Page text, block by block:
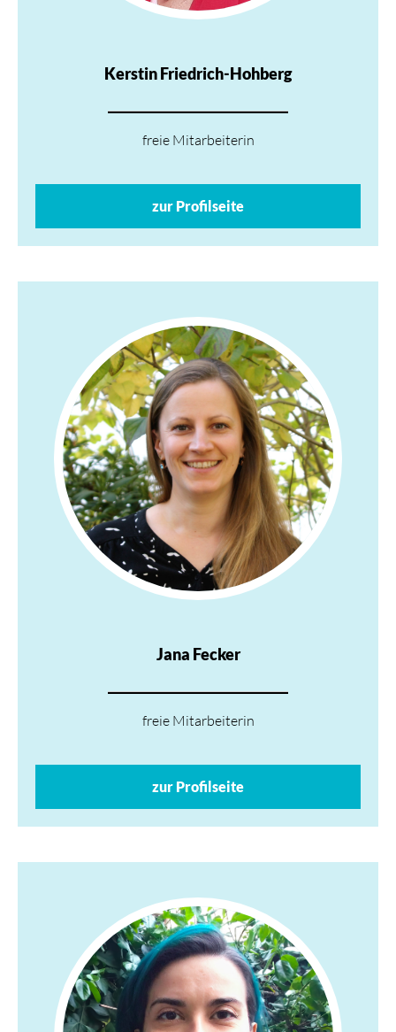
Kerstin Friedrich-Hohberg
freie Mitarbeiterin
zur Profilseite
Jana Fecker
freie Mitarbeiterin
zur Profilseite